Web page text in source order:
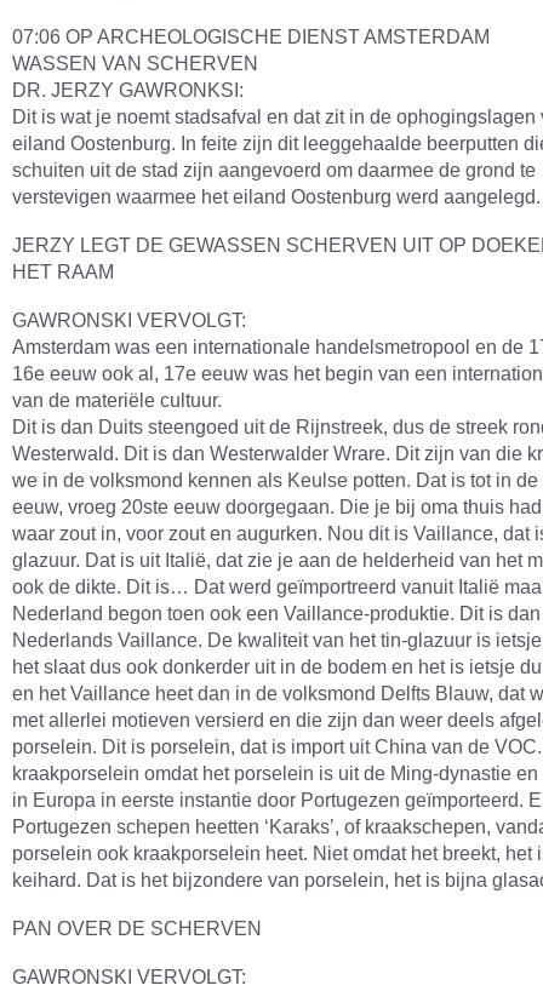
07:06 OP ARCHEOLOGISCHE DIENST AMSTERDAM
WASSEN VAN SCHERVEN
DR. JERZY GAWRONKSI:
Dit is wat je noemt stadsafval en dat zit in de ophogingslagen
eiland Oostenburg. In feite zijn dit leeggehaalde beerputten
schuiten uit de stad zijn aangevoerd om daarmee de grond te
verstevigen waarmee het eiland Oostenburg werd aangelegd.
JERZY LEGT DE GEWASSEN SCHERVEN UIT OP
HET RAAM
GAWRONSKI VERVOLGT:
Amsterdam was een internationale handelsmetropool en de
16e eeuw ook al, 17e eeuw was het begin van een
van de materiële cultuur.
Dit is dan Duits steengoed uit de Rijnstreek, dus de streek
Westerwald. Dit is dan Westerwalder Wrare. Dit zijn van die
we in de volksmond kennen als Keulse potten. Dat is tot in de
eeuw, vroeg 20ste eeuw doorgegaan. Die je bij oma thuis
waar zout in, voor zout en augurken. Nou dit is Vaillance, dat
glazuur. Dat is uit Italië, dat zie je aan de helderheid van het
ook de dikte. Dit is… Dat werd geïmportreerd vanuit Italië
Nederland begon toen ook een Vaillance-produktie. Dit is dan
Nederlands Vaillance. De kwaliteit van het tin-glazuur is
het slaat dus ook donkerder uit in de bodem en het is ietsje
en het Vaillance heet dan in de volksmond Delfts Blauw, dat
met allerlei motieven versierd en die zijn dan weer deels
porselein. Dit is porselein, dat is import uit China van de
kraakporselein omdat het porselein is uit de Ming-dynastie en
in Europa in eerste instantie door Portugezen geïmporteerd.
Portugezen schepen heetten ‘Karaks’, of kraakschepen,
porselein ook kraakporselein heet. Niet omdat het breekt, het
keihard. Dat is het bijzondere van porselein, het is bijna
PAN OVER DE SCHERVEN
GAWRONSKI VERVOLGT: